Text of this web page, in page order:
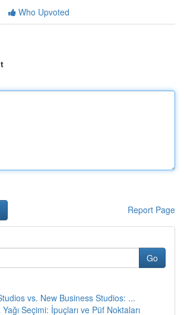
Who Upvoted
Report Page
Go
vs. New Business Studios: ...
Yağı Seçimi: İpuçları ve Püf Noktaları